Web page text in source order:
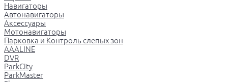
Навигаторы
Автонавигаторы
Аксессуары
Мотонавигаторы
Парковка и Контроль слепых зон
AAALINE
DVR
ParkCity
ParkMaster